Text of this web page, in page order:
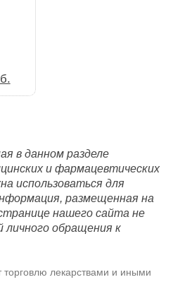
в данном разделе
и фармацевтических
использоваться для
размещенная на
нашего сайта не
обращения к
лекарствами и иными